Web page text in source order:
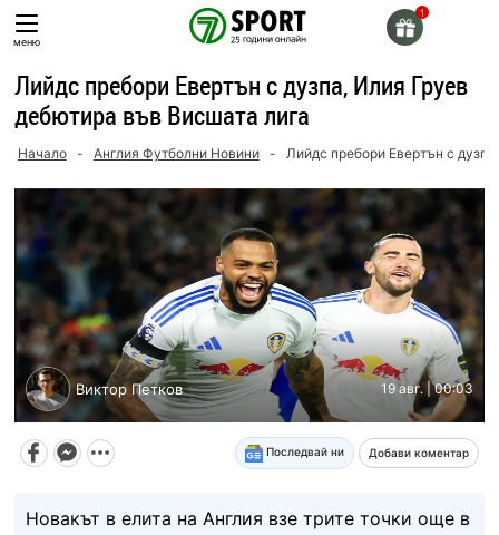
Skip
toменю
Лийдс пребори Евертън с дузпа, Илия Груев
дебютира във Висшата лига
Начало - Англия Футболни Новини - Лийдс пребори Евертън с
Виктор Петков 19 авг. | 00:03
Последвай ни Добави коментар
Новакът в елита на Англия взе трите точки още в